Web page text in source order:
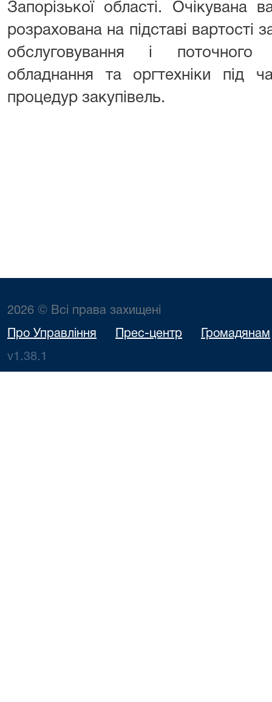
Запорізької області. Очікувана
розрахована на підставі вартості
обслуговування і поточного
обладнання та оргтехніки під
процедур закупівель.
2026 © Всі права захищені
Про Управління Прес-центр Громадянам
v1.38.1